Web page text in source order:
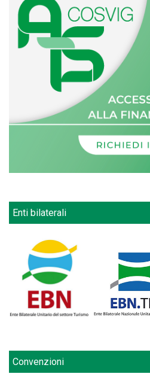
Enti bilaterali
Convenzioni